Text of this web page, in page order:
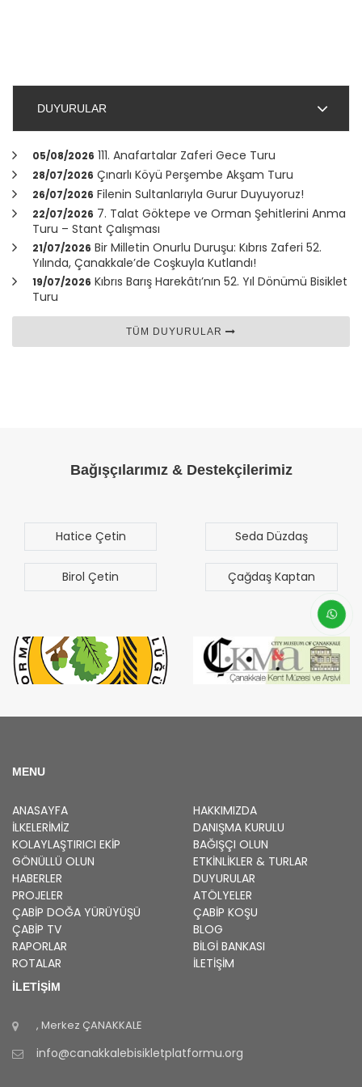
DUYURULAR
05/08/2026 111. Anafartalar Zaferi Gece Turu
28/07/2026 Çınarlı Köyü Perşembe Akşam Turu
26/07/2026 Filenin Sultanlarıyla Gurur Duyuyoruz!
22/07/2026 7. Talat Göktepe ve Orman Şehitlerini Anma
Turu – Stant Çalışması
21/07/2026 Bir Milletin Onurlu Duruşu: Kıbrıs Zaferi 52.
Yılında, Çanakkale’de Coşkuyla Kutlandı!
19/07/2026 Kıbrıs Barış Harekâtı’nın 52. Yıl Dönümü Bisiklet
Turu
TÜM DUYURULAR
Bağışçılarımız & Destekçilerimiz
Çağdaş Kaptan
MENU
ANASAYFA
HAKKIMIZDA
İLKELERIMIZ
DANIŞMA KURULU
KOLAYLAŞTIRICI EKIP
BAĞIŞÇI OLUN
GÖNÜLLÜ OLUN
ETKINLIKLER & TURLAR
HABERLER
DUYURULAR
PROJELER
ATÖLYELER
ÇABİP DOĞA YÜRÜYÜŞÜ ÇABİP KOŞU
ÇABİP TV
BLOG
RAPORLAR
BILGI BANKASI
ROTALAR
İLETİŞİM
İLETİŞİM
, Merkez ÇANAKKALE
info@canakkalebisikletplatformu.org